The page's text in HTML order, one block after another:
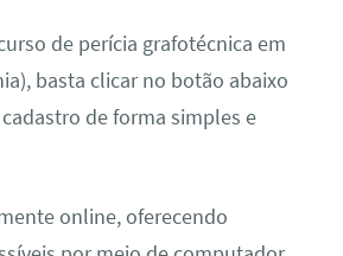
de perícia grafotécnica em
basta clicar no botão abaixo
de forma simples e
online, oferecendo